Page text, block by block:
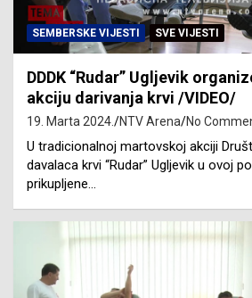
SEMBERSKE VIJESTI SVE VIJESTI
DDDK “Rudar” Ugljevik
akciju darivanja krvi /VIDEO/
19. Marta 2024. NTV Arena No
U tradicionalnoj martovskoj akciji
davalaca krvi “Rudar” Ugljevik u ovoj
prikupljene…